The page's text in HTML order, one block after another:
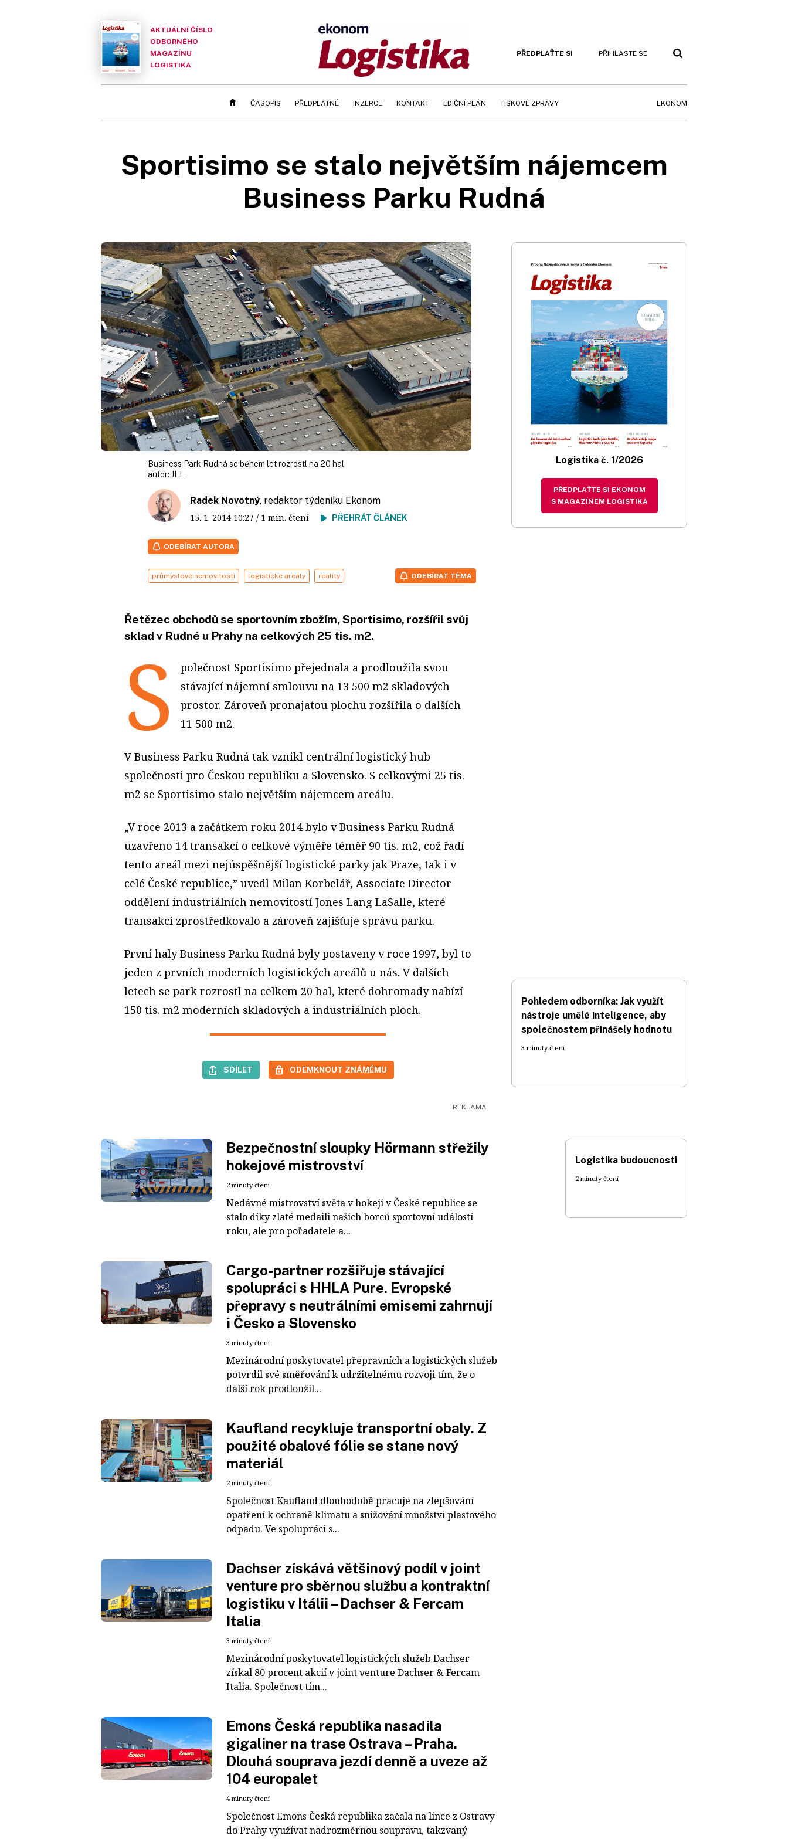
AKTUÁLNÍ ČÍSLO
ODBORNÉHO
MAGAZÍNU
LOGISTIKA
PŘEDPLAŤTE SI PŘIHLASTE SE
ČASOPIS PŘEDPLATNÉ INZERCE KONTAKT EDIČNÍ PLÁN TISKOVÉ ZPRÁVY EKONOM
Sportisimo se stalo největším nájemcem
Business Parku Rudná
Business Park Rudná se během let rozrostl na 20 hal
autor: JLL
Radek Novotný, redaktor týdeníku Ekonom
15. 1. 2014 10:27 / 1 min. čtení PŘEHRÁT ČLÁNEK
ODEBÍRAT AUTORA
průmyslové nemovitosti logistické areály reality ODEBÍRAT TÉMA
Řetězec obchodů se sportovním zbožím, Sportisimo, rozšířil svůj
sklad v Rudné u Prahy na celkových 25 tis. m2.
S
polečnost Sportisimo přejednala a prodloužila svou
stávající nájemní smlouvu na 13 500 m2 skladových
prostor. Zároveň pronajatou plochu rozšířila o dalších
11 500 m2.
V Business Parku Rudná tak vznikl centrální logistický hub
společnosti pro Českou republiku a Slovensko. S celkovými 25 tis.
m2 se Sportisimo stalo největším nájemcem areálu.
„V roce 2013 a začátkem roku 2014 bylo v Business Parku Rudná
uzavřeno 14 transakcí o celkové výměře téměř 90 tis. m2, což řadí
tento areál mezi nejúspěšnější logistické parky jak Praze, tak i v
celé České republice,” uvedl Milan Korbelář, Associate Director
oddělení industriálních nemovitostí Jones Lang LaSalle, které
transakci zprostředkovalo a zároveň zajišťuje správu parku.
První haly Business Parku Rudná byly postaveny v roce 1997, byl to
jeden z prvních moderních logistických areálů u nás. V dalších
letech se park rozrostl na celkem 20 hal, které dohromady nabízí
150 tis. m2 moderních skladových a industriálních ploch.
SDÍLET ODEMKNOUT ZNÁMÉMU
Logistika č. 1/2026
PŘEDPLAŤTE SI EKONOM
S MAGAZÍNEM LOGISTIKA
Pohledem odborníka: Jak využít
nástroje umělé inteligence, aby
společnostem přinášely hodnotu
3 minuty čtení
Bezpečnostní sloupky Hörmann střežily
hokejové mistrovství
2 minuty čtení
Nedávné mistrovství světa v hokeji v České republice se
stalo díky zlaté medaili našich borců sportovní událostí
roku, ale pro pořadatele a...
Cargo-partner rozšiřuje stávající
spolupráci s HHLA Pure. Evropské
přepravy s neutrálními emisemi zahrnují
i Česko a Slovensko
3 minuty čtení
Mezinárodní poskytovatel přepravních a logistických služeb
potvrdil své směřování k udržitelnému rozvoji tím, že o
další rok prodloužil...
Kaufland recykluje transportní obaly. Z
použité obalové fólie se stane nový
materiál
2 minuty čtení
Společnost Kaufland dlouhodobě pracuje na zlepšování
opatření k ochraně klimatu a snižování množství plastového
odpadu. Ve spolupráci s...
Dachser získává většinový podíl v joint
venture pro sběrnou službu a kontraktní
logistiku v Itálii – Dachser & Fercam
Italia
3 minuty čtení
Mezinárodní poskytovatel logistických služeb Dachser
získal 80 procent akcií v joint venture Dachser & Fercam
Italia. Společnost tím...
Emons Česká republika nasadila
gigaliner na trase Ostrava – Praha.
Dlouhá souprava jezdí denně a uveze až
104 europalet
4 minuty čtení
Společnost Emons Česká republika začala na lince z Ostravy
do Prahy využívat nadrozměrnou soupravu, takzvaný
Logistika budoucnosti
2 minuty čtení